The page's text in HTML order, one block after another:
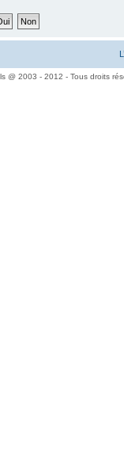
@ 2003 - 2012 - Tous droits